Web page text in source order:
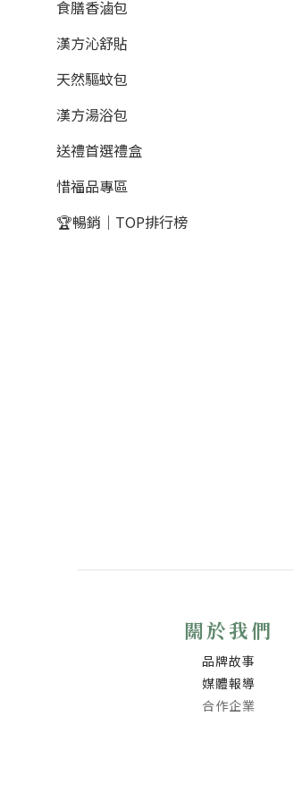
食膳香滷包
漢方沁舒貼
天然驅蚊包
漢方湯浴包
送禮首選禮盒
惜福品專區
🏆暢銷｜TOP排行榜
關於我們
品牌故事
媒體報導
合作企業